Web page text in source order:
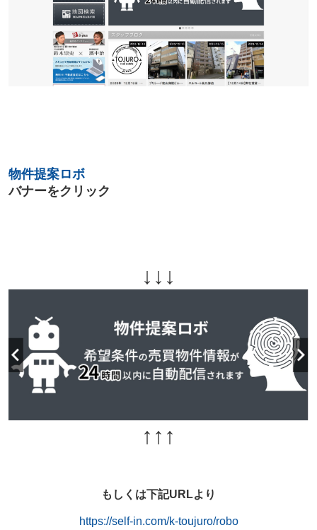
物件提案ロボ
バナーをクリック
↓↓↓
↑↑↑
もしくは下記URLより
https://self-in.com/k-toujuro/robo